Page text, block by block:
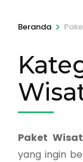
Beranda >
Paket
yang ingin